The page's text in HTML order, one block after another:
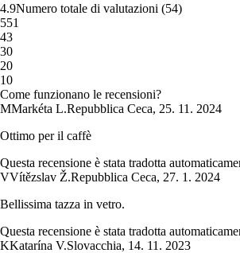
4.9Numero totale di valutazioni (54)
551
43
30
20
10
Come funzionano le recensioni?
MMarkéta L.Repubblica Ceca, 25. 11. 2024
Ottimo per il caffè
Questa recensione è stata tradotta
VVítězslav Ž.Repubblica Ceca, 27. 1. 2024
Bellissima tazza in vetro.
Questa recensione è stata tradotta
KKatarína V.Slovacchia, 14. 11. 2023